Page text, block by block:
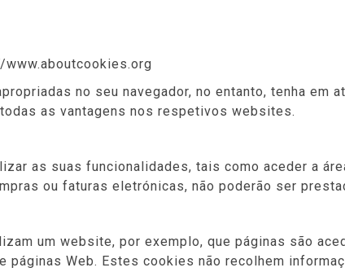
no seu navegador, no entanto, tenha em
as vantagens nos respetivos websites.
as suas funcionalidades, tais como aceder a
ou faturas eletrónicas, não poderão ser
um website, por exemplo, que páginas são
Web. Estes cookies não recolhem